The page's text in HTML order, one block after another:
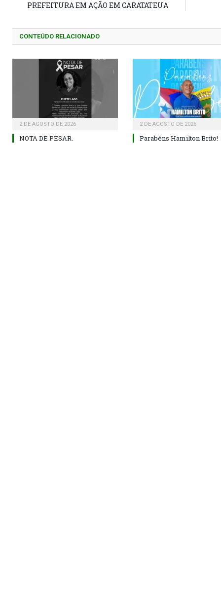
PREFEITURA EM AÇÃO EM CARATATEUA
CONTEÚDO RELACIONADO
2 DE AGOSTO DE 2026
NOTA DE PESAR.
2 DE AGOSTO DE 2026
Parabéns Hamilton Brito!